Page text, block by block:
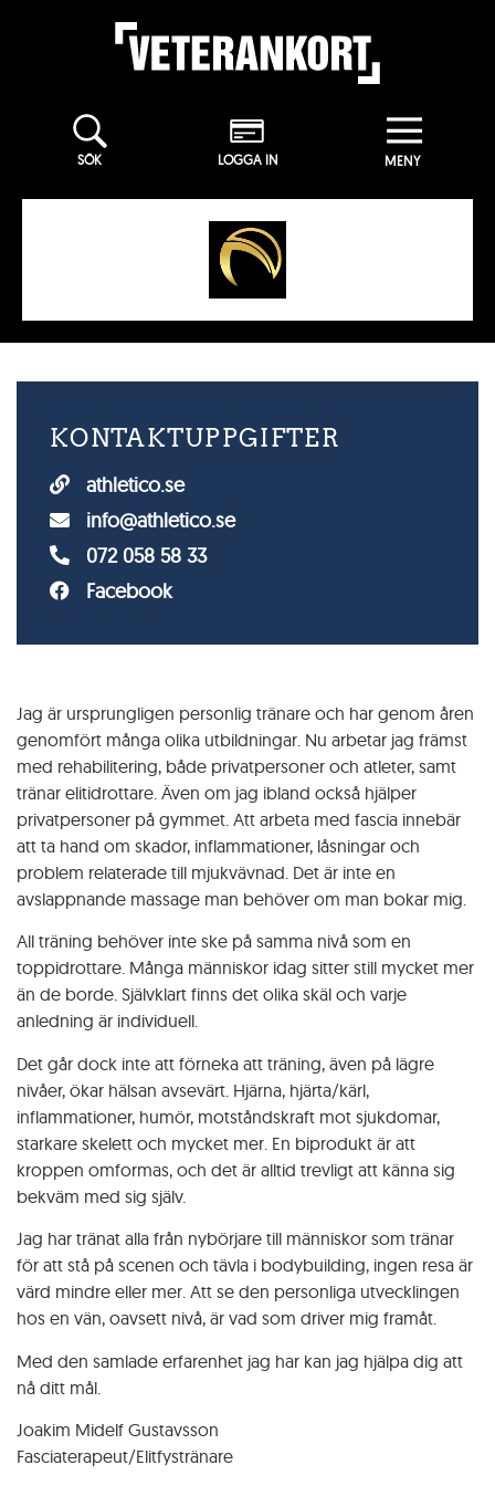
SÖK LOGGA IN
Jag är ursprungligen personlig tränare och har genom åren
genomfört många olika utbildningar. Nu arbetar jag främst
med rehabilitering, både privatpersoner och atleter, samt
tränar elitidrottare. Även om jag ibland också hjälper
privatpersoner på gymmet. Att arbeta med fascia innebär
att ta hand om skador, inflammationer, låsningar och
problem relaterade till mjukvävnad. Det är inte en
avslappnande massage man behöver om man bokar mig.
All träning behöver inte ske på samma nivå som en
toppidrottare. Många människor idag sitter still mycket mer
än de borde. Självklart finns det olika skäl och varje
anledning är individuell.
Det går dock inte att förneka att träning, även på lägre
nivåer, ökar hälsan avsevärt. Hjärna, hjärta/kärl,
inflammationer, humör, motståndskraft mot sjukdomar,
starkare skelett och mycket mer. En biprodukt är att
kroppen omformas, och det är alltid trevligt att känna sig
bekväm med sig själv.
Jag har tränat alla från nybörjare till människor som tränar
för att stå på scenen och tävla i bodybuilding, ingen resa är
värd mindre eller mer. Att se den personliga utvecklingen
hos en vän, oavsett nivå, är vad som driver mig framåt.
Med den samlade erfarenhet jag har kan jag hjälpa dig att
nå ditt mål.
Joakim Midelf Gustavsson
Fasciaterapeut/Elitfystränare
KONTAKTUPPGIFTER
athletico.se
info@athletico.se
072 058 58 33
Facebook
Nödvändiga
Dessa
nödvändiga
och kan inte
då de är
avgörande